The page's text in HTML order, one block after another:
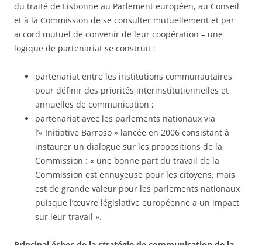
du traité de Lisbonne au Parlement européen, au Conseil
et à la Commission de se consulter mutuellement et par
accord mutuel de convenir de leur coopération – une
logique de partenariat se construit :
partenariat entre les institutions communautaires
pour définir des priorités interinstitutionnelles et
annuelles de communication ;
partenariat avec les parlements nationaux via
l’« Initiative Barroso » lancée en 2006 consistant à
instaurer un dialogue sur les propositions de la
Commission : « une bonne part du travail de la
Commission est ennuyeuse pour les citoyens, mais
est de grande valeur pour les parlements nationaux
puisque l’œuvre législative européenne a un impact
sur leur travail ».